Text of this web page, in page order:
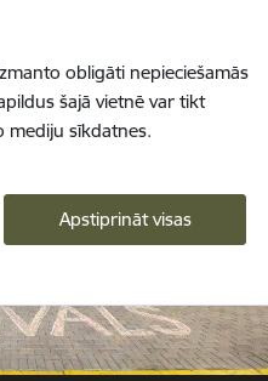
obligāti nepieciešamās
šajā vietnē var tikt
mediju sīkdatnes.
Apstiprināt visas